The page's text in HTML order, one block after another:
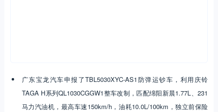
广东宝龙汽车申报了TBL5030XYC-AS1防弹运钞车，利用庆铃
TAGA H系列QL1030CGGW1整车改制，匹配绵阳新晨1.77L、231
马力汽油机，最高车速150km/h，油耗10.0L/100km，独立前保险